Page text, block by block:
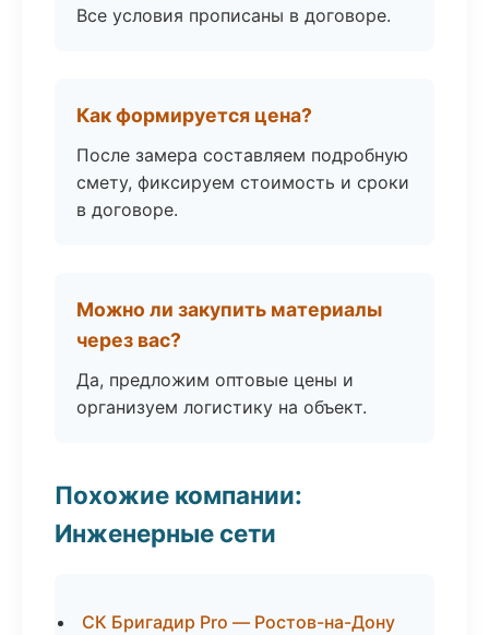
Все условия прописаны в договоре.
Как формируется цена?
После замера составляем подробную
смету, фиксируем стоимость и сроки
в договоре.
Можно ли закупить материалы
через вас?
Да, предложим оптовые цены и
организуем логистику на объект.
Похожие компании:
Инженерные сети
СК Бригадир Pro — Ростов-на-Дону